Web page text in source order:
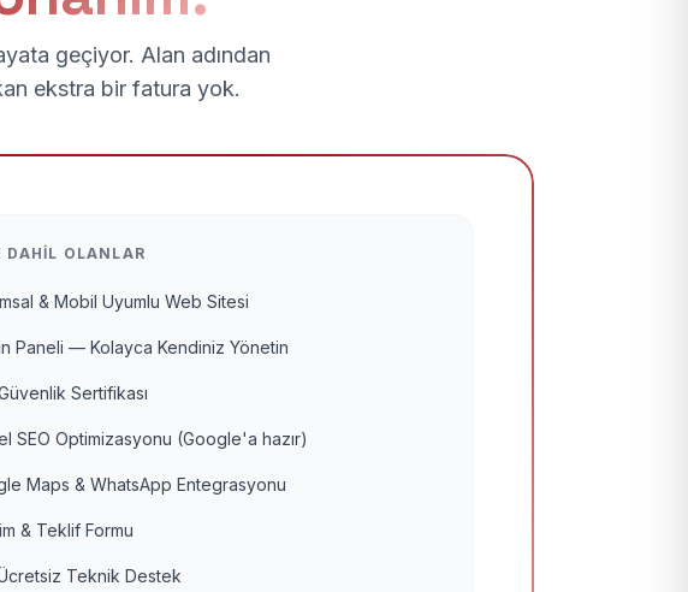
geçiyor. Alan adından
ekstra bir fatura yok.
DAHIL OLANLAR
& Mobil Uyumlu Web Sitesi
Paneli — Kolayca Kendiniz Yönetin
Sertifikası
SEO Optimizasyonu (Google'a hazır)
Maps & WhatsApp Entegrasyonu
& Teklif Formu
Ücretsiz Teknik Destek